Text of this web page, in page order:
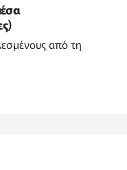
από τη